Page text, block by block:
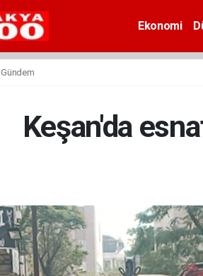
Ekonomi
Gündem
Keşan'da